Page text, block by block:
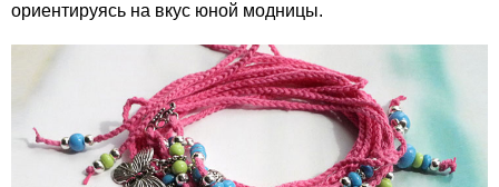
ориентируясь на вкус юной модницы.